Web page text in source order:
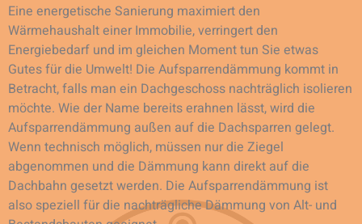
Eine energetische Sanierung maximiert den
Wärmehaushalt einer Immobilie, verringert den
Energiebedarf und im gleichen Moment tun Sie etwas
Gutes für die Umwelt! Die Aufsparrendämmung kommt in
Betracht, falls man ein Dachgeschoss nachträglich isolieren
möchte. Wie der Name bereits erahnen lässt, wird die
Aufsparrendämmung außen auf die Dachsparren gelegt.
Wenn technisch möglich, müssen nur die Ziegel
abgenommen und die Dämmung kann direkt auf die
Dachbahn gesetzt werden. Die Aufsparrendämmung ist
also speziell für die nachträgliche Dämmung von Alt- und